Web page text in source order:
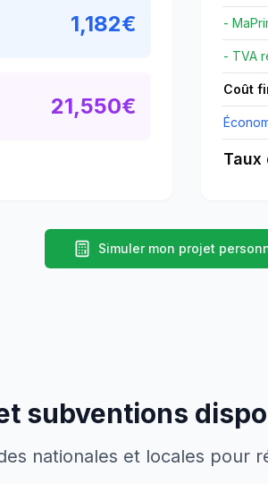
1,182€
21,550€
-
- TVA
Coût
Taux
Simuler mon projet
subventions
nationales et locales pour